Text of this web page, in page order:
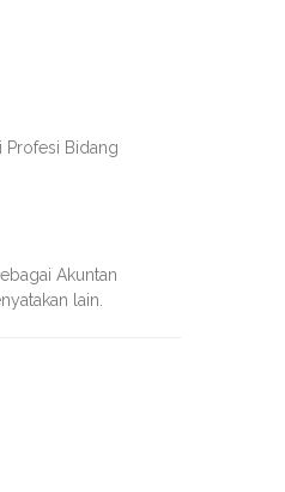
Profesi Bidang
Akuntan
lain.